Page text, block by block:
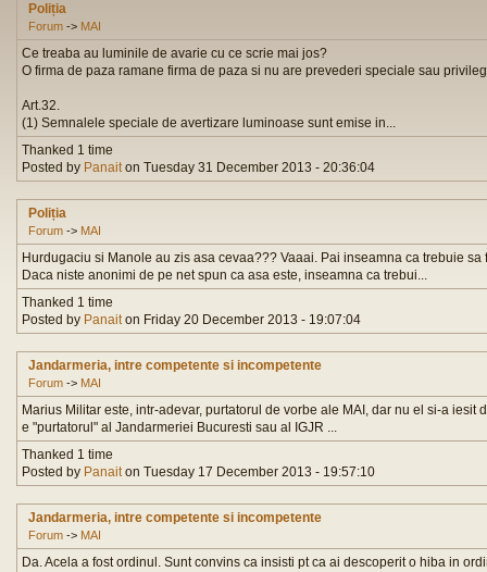
Poliția
Forum -> MAI
Ce treaba au luminile de avarie cu ce scrie mai jos?
O firma de paza ramane firma de paza si nu are prevederi speciale sau
Art.32.
(1) Semnalele speciale de avertizare luminoase sunt emise in...
Thanked 1 time
Posted by Panaiton Tuesday 31 December 2013 - 20:36:04
Poliția
Forum -> MAI
Hurdugaciu si Manole au zis asa cevaa??? Vaaai. Pai inseamna ca trebuie
Daca niste anonimi de pe net spun ca asa este, inseamna ca trebui...
Thanked 1 time
Posted by Panaiton Friday 20 December 2013 - 19:07:04
Jandarmeria, intre competente si incompetente
Forum -> MAI
Marius Militar este, intr-adevar, purtatorul de vorbe ale MAI, dar nu el si-a
e "purtatorul" al Jandarmeriei Bucuresti sau al IGJR ...
Thanked 1 time
Posted by Panaiton Tuesday 17 December 2013 - 19:57:10
Jandarmeria, intre competente si incompetente
Forum -> MAI
Da. Acela a fost ordinul. Sunt convins ca insisti pt ca ai descoperit o hiba in